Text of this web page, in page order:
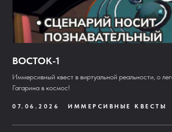
ВОСТОК-1
Иммерсивный квест в виртуальной реальности, о
Гагарина в космос!
07.06.2026 ИММЕРСИВНЫЕ КВЕСТЫ